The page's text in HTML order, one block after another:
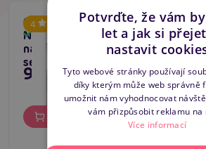
4
CalExotics Love Doll
Naughty Neighbor,
nafukovací panna na
sex
Skladem
995 Kč
Do košíku
3.4
Sure
Potvrďte, že vám
let a jak si
nastavit
Tyto webové stránky používají
díky kterým může web správně
umožnit nám vyhodnocovat
vám přizpůsobit reklamu na
Více informací